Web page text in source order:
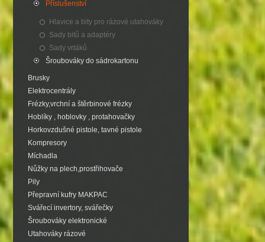
Příslušenství
Hlavice a bity pro rázové utahováky
Sady bitů a adaptéry
Sady vrtáků
Šroubováky do sádrokartonu
Brusky
Elektrocentrály
Frézky,vrchní a štěrbinové frézky
Hoblíky , hoblovky , protahovačky
Horkovzdušné pistole, tavné pistole
Kompresory
Míchadla
Nůžky na plech,prostřihovače
Pily
Přepravní kufry MAKPAC
Svářecí invertory, svářečky
Šroubováky elektronické
Utahováky rázové